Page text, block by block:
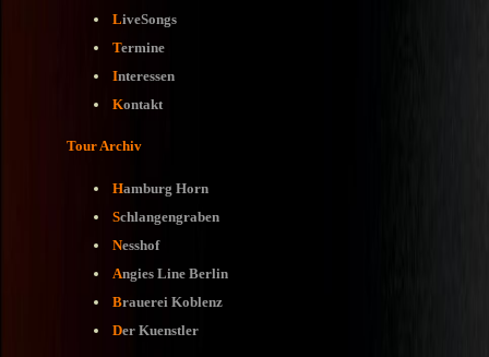
LiveSongs
Termine
Interessen
Kontakt
Tour Archiv
Hamburg Horn
Schlangengraben
Nesshof
Angies Line Berlin
Brauerei Koblenz
Der Kuenstler